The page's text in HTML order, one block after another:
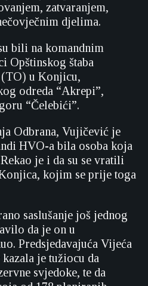
zatvaranjem,
djelima.
bili na komandnim
Opštinskog štaba
u Konjicu,
odreda “Akrepi”,
“Čelebići”.
Odbrana, Vujičević je
HVO-a bila osoba koja
je i da su se vratili
kojim se prije toga
saslušanje još jednog
da je on u
Predsjedavajuća Vijeća
je tužiocu da
svjedoke, te da